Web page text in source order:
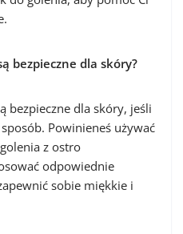
bezpieczne dla skóry?
bezpieczne dla skóry, jeśli
Powinieneś używać
z ostro
odpowiednie
sobie miękkie i